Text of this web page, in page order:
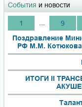
События и новости
1 9
Поздравление
РФ М.М. Котюкова
ИТОГИ II